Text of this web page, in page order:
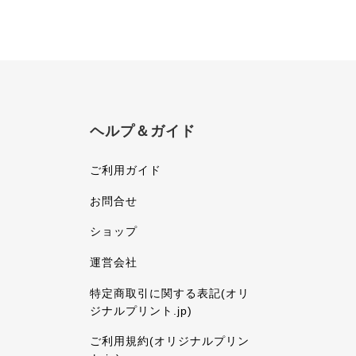
ヘルプ＆ガイド
ご利用ガイド
お問合せ
ショップ
運営会社
特定商取引に関する表記(オリ
ジナルプリント.jp)
ご利用規約(オリジナルプリン